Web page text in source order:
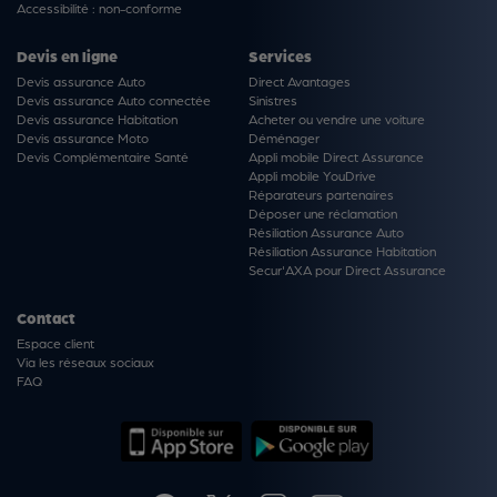
Accessibilité : non-conforme
Devis en ligne
Devis assurance Auto
Devis assurance Auto connectée
Devis assurance Habitation
Devis assurance Moto
Devis Complémentaire Santé
Services
Direct Avantages
Sinistres
Acheter ou vendre une voiture
Déménager
Appli mobile Direct Assurance
Appli mobile YouDrive
Réparateurs partenaires
Déposer une réclamation
Résiliation Assurance Auto
Résiliation Assurance Habitation
Secur'AXA pour Direct Assurance
Contact
Espace client
Via les réseaux sociaux
FAQ